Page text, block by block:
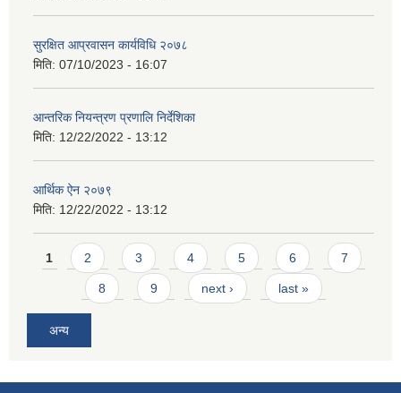
सुरक्षित आप्रवासन कार्यविधि २०७८
मिति: 07/10/2023 - 16:07
आन्तरिक नियन्त्रण प्रणालि निर्देशिका
मिति: 12/22/2022 - 13:12
आर्थिक ऐन २०७९
मिति: 12/22/2022 - 13:12
Pages
1 2 3 4 5 6 7
8 9 next › last »
अन्य